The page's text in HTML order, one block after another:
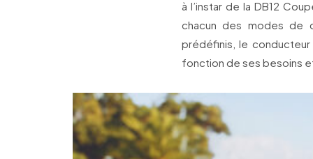
à l’instar de la DB12
chacun des modes de
prédéfinis, le
fonction de ses besoins